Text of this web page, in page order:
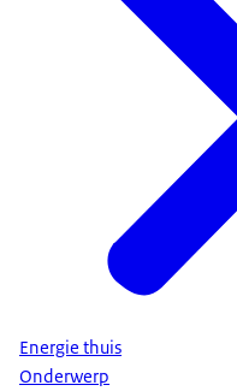
Energie thuis
Onderwerp